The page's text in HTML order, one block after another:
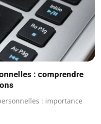
: comprendre
: importance